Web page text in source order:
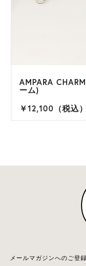
AMPARA
ーム)
￥12,100（税込）
メールマガジンへのご登